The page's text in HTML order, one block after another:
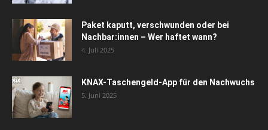
Paket kaputt, verschwunden oder bei
Nachbar:innen – Wer haftet wann?
4. Juli 2025
KNAX-Taschengeld-App für den Nachwuchs
5. Juni 2025